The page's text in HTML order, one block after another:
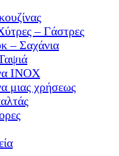
– Γάστρες
– Σαχάνια
ΙΝΟΧ
μιας χρήσεως